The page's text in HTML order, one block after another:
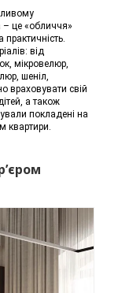
– це «обличчя»
від
мікровелюр,
шеніл,
враховувати свій
а також
покладені на
квартири.